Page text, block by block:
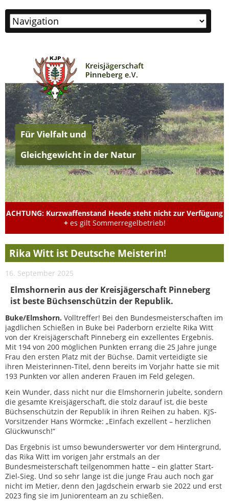
Zielseite
Für Vielfalt und
Gleichgewicht in der Natur
ACHTUNG: Kurzwaffenstand Heede steht nicht zur Verfügung
+ es gilt Sommerregelbetrieb!
Rika Witt ist Deutsche Meisterin!
16. September 2025
Elmshornerin aus der Kreisjägerschaft Pinneberg
ist beste Büchsenschützin der Republik.
Buke/Elmshorn. Volltreffer! Bei den Bundesmeisterschaften im
jagdlichen Schießen in Buke bei Paderborn erzielte Rika Witt
von der Kreisjägerschaft Pinneberg ein exzellentes Ergebnis.
Mit 194 von 200 möglichen Punkten errang die 25 Jahre junge
Frau den ersten Platz mit der Büchse. Damit verteidigte sie
ihren Meisterinnen-Titel, denn bereits im Vorjahr hatte sie mit
193 Punkten vor allen anderen Frauen im Feld gelegen.
Kein Wunder, dass nicht nur die Elmshornerin jubelte, sondern
die gesamte Kreisjägerschaft, die stolz darauf ist, die beste
Büchsenschützin der Republik in ihren Reihen zu haben. KJS-
Vorsitzender Hans Wörmcke: „Einfach exzellent – herzlichen
Glückwunsch!“
Das Ergebnis ist umso bewunderswerter vor dem Hintergrund,
das Rika Witt im vorigen Jahr erstmals an der
Bundesmeisterschaft teilgenommen hatte – ein glatter Start-
Ziel-Sieg. Und so sehr lange ist die junge Frau auch noch gar
nicht im Metier, denn den Jagdschein erwarb sie 2022 und erst
2023 fing sie im Juniorenteam an zu schießen.